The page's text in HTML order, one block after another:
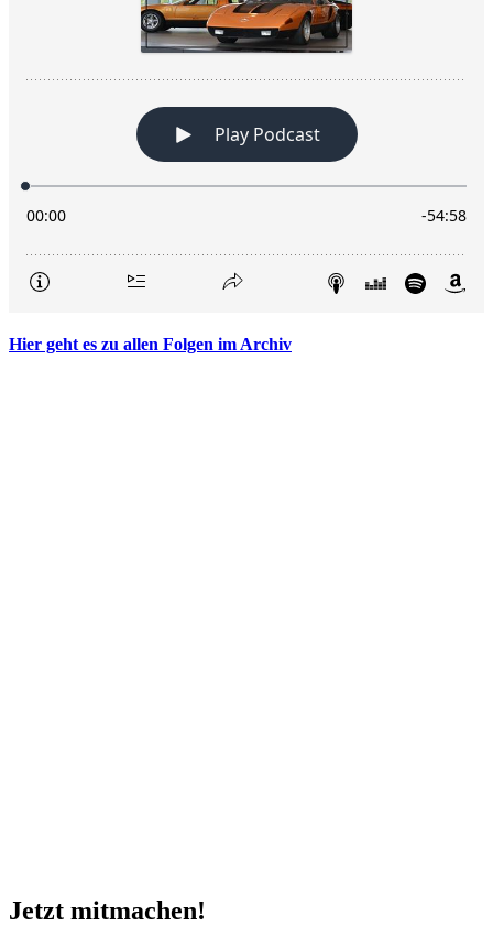
Hier geht es zu allen Folgen im Archiv
Jetzt mitmachen!